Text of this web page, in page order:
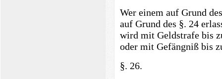
Wer einem auf Grund
auf Grund des §. 24
wird mit Geldstrafe bis
oder mit Gefängniß bis
§. 26.